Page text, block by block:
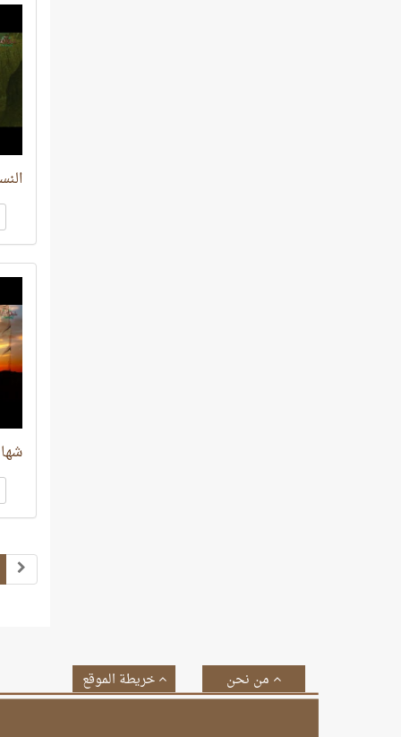
من نحن خريطة الموقع